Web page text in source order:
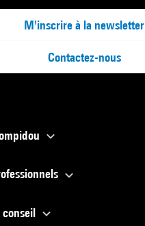
M'inscrire à la newsletter
Contactez-nous
conseil